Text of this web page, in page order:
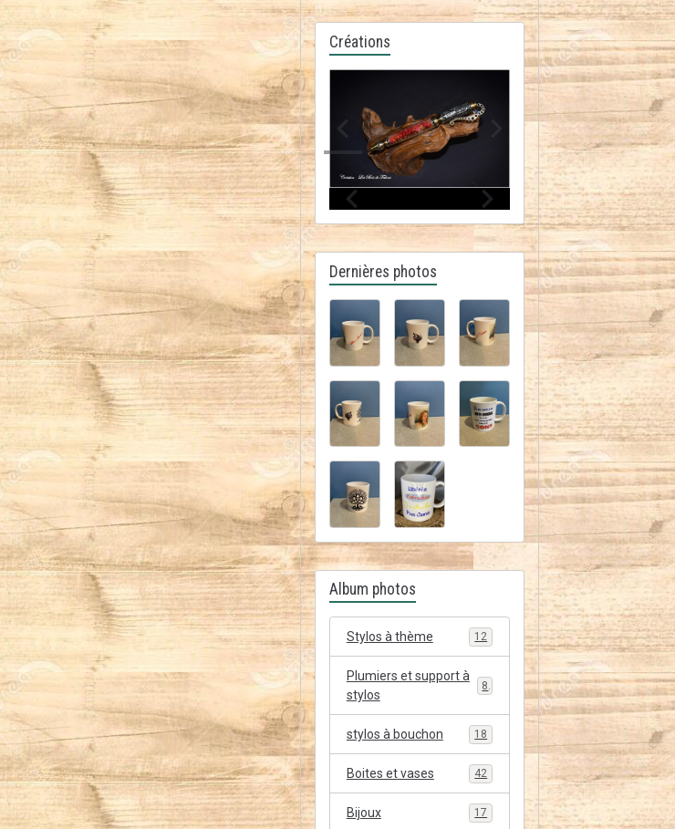
Créations
Dernières photos
Album photos
Stylos à thème 12
Plumiers et support à
stylos
8
stylos à bouchon 18
Boites et vases 42
Bijoux 17